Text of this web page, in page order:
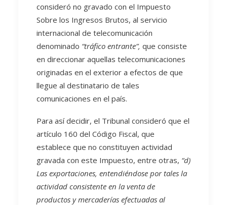
consideró no gravado con el Impuesto
Sobre los Ingresos Brutos, al servicio
internacional de telecomunicación
denominado “tráfico entrante”, que consiste
en direccionar aquellas telecomunicaciones
originadas en el exterior a efectos de que
llegue al destinatario de tales
comunicaciones en el país.
Para así decidir, el Tribunal consideró que el
artículo 160 del Código Fiscal, que
establece que no constituyen actividad
gravada con este Impuesto, entre otras, “d)
Las exportaciones, entendiéndose por tales la
actividad consistente en la venta de
productos y mercaderías efectuadas al